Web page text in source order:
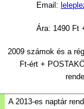
Email:
Ára: 1490 Ft
2009 számok és a
Ft-ért +
A 2013-es naptár